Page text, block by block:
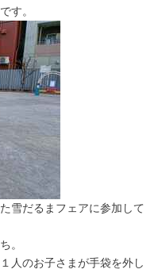
す。
雪だるまフェアに参加して
。
人のお子さまが手袋を外し